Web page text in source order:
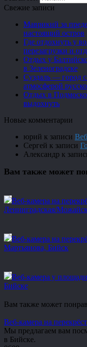
Свежие записи
Маврикий за
настоящий остров
Где отдохнуть у
перезагрузки и
Отдых у
в Зеленоградске
Суздаль — город
атмосферой
Отдых в
выдохнуть
Новые комментарии
юрий к записи
Сергей к записи
Александр к
Вам также может
Веб-камера на
Ленинградская/
Веб-камера на
Мартьянова, Бийск
Веб-камера у
Бийске
Вам также может
Веб-камера на
Мы предлагаем вам
в Бийске.